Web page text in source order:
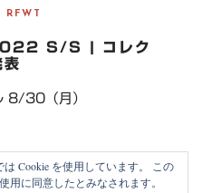
RFWT
S/S | コレク
表
8/30（月）
Cookie を使用しています。 この
用に同意したとみなされます。